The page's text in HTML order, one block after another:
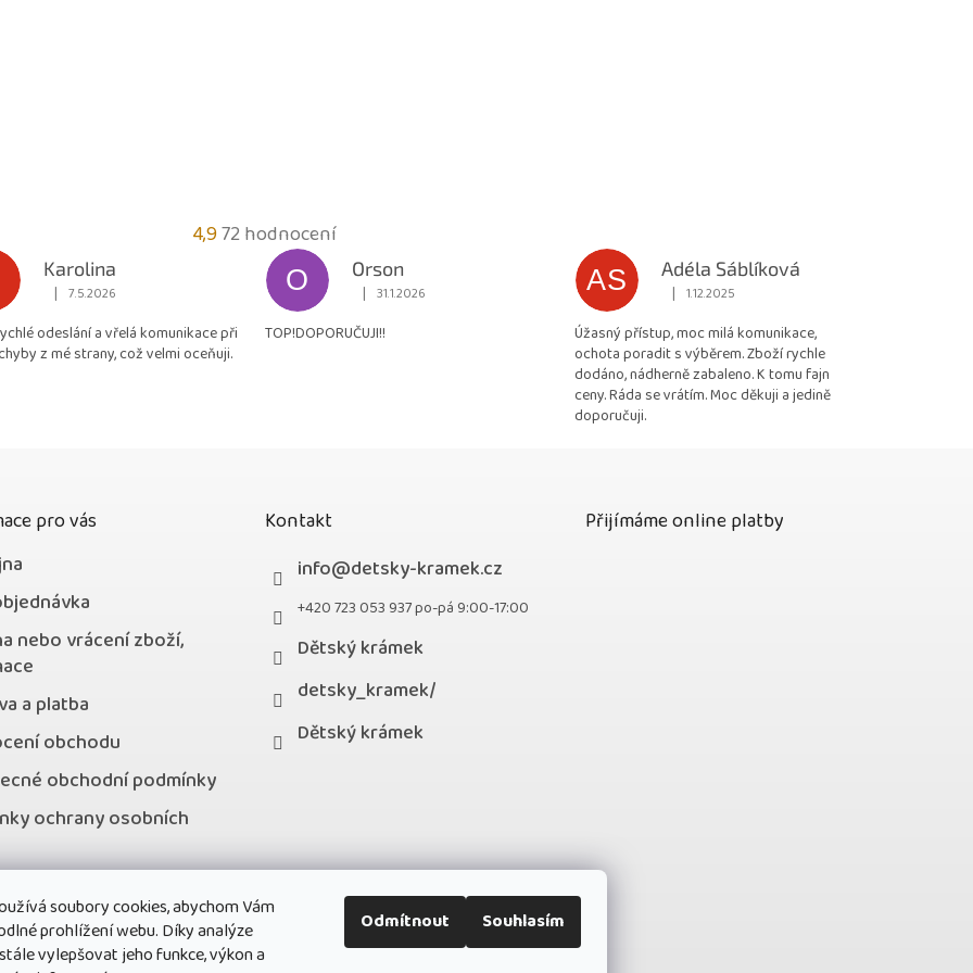
soubory cookies, abychom Vám
prohlížení webu. Díky analýze
vylepšovat jeho funkce, výkon a
Odmítnout Souhlasím
4,9Průměrné
hodnocení
obchodu
4,9
z
72 hodnocení
Karolina
Hodnocení obchodu je 5 z 5 hvězdiček.
| 7.5.2026
odeslání a vřelá komunikace při
z mé strany, což velmi oceňuji.
O
Orson
Hodnocení obchodu je 5 z 5 hvězdiček.
| 31.1.2026
TOP!DOPORUČUJI!!
AS
Adéla Sáblíková
Hodnocení obchodu je 5 z 5 hvězdiček.
| 1.12.2025
Úžasný přístup, moc milá komunikace,
ochota poradit s výběrem. Zboží rychle
dodáno, nádherně zabaleno. K tomu fajn
ceny. Ráda se vrátím. Moc děkuji a jedině
doporučuji.
pro vás
nebo vrácení zboží,
a platba
obchodu
obchodní podmínky
ochrany osobních
program
Kontakt
info@detsky-kramek.cz
+420 723 053 937 po-pá 9:00-17:00
Dětský krámek
detsky_kramek/
Dětský krámek
Přijímáme online platby